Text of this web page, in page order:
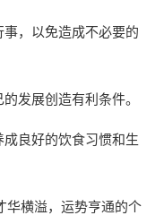
，以免造成不必要的
发展创造有利条件。
良好的饮食习惯和生
华横溢，运势亨通的个